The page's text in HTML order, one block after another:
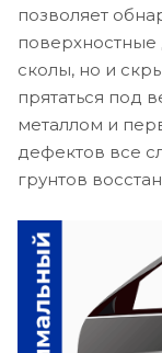
позволяет
поверхностные
сколы, но и
прятаться под
металлом и
дефектов все
грунтов